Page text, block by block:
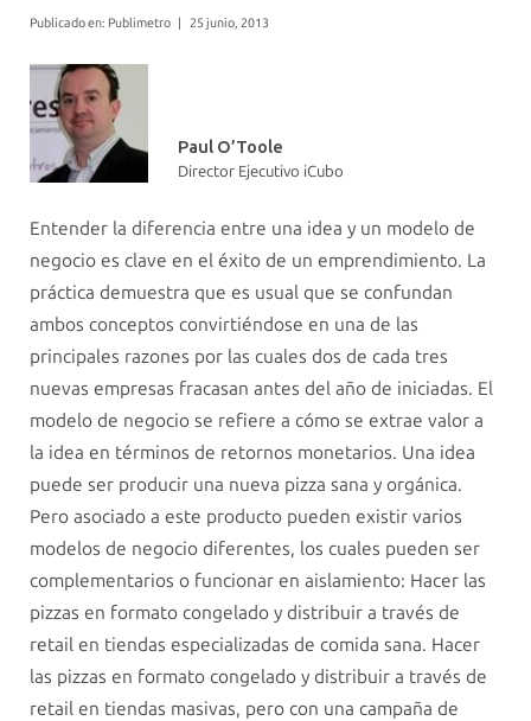
Publicado en: Publimetro | 25 junio, 2013
Paul O’Toole
Director Ejecutivo iCubo
Entender la diferencia entre una idea y un modelo de
negocio es clave en el éxito de un emprendimiento. La
práctica demuestra que es usual que se confundan
ambos conceptos convirtiéndose en una de las
principales razones por las cuales dos de cada tres
nuevas empresas fracasan antes del año de iniciadas. El
modelo de negocio se refiere a cómo se extrae valor a
la idea en términos de retornos monetarios. Una idea
puede ser producir una nueva pizza sana y orgánica.
Pero asociado a este producto pueden existir varios
modelos de negocio diferentes, los cuales pueden ser
complementarios o funcionar en aislamiento: Hacer las
pizzas en formato congelado y distribuir a través de
retail en tiendas especializadas de comida sana. Hacer
las pizzas en formato congelado y distribuir a través de
retail en tiendas masivas, pero con una campaña de